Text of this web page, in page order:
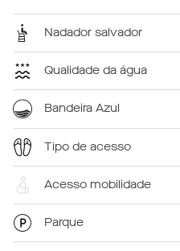
Nadador salvador
Qualidade da água
Bandeira Azul
Tipo de acesso
Acesso mobilidade
Parque